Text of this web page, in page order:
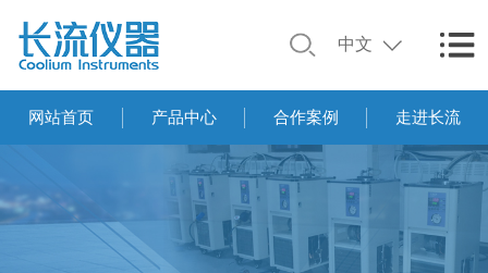
中文
网站首页 产品中心 合作案例 走进长流